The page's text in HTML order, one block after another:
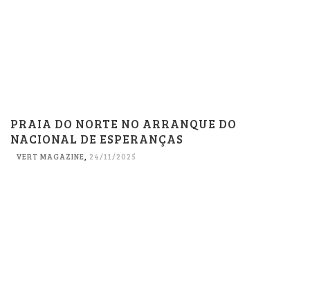
PRAIA DO NORTE NO ARRANQUE DO
NACIONAL DE ESPERANÇAS
VERT MAGAZINE, 24/11/2025